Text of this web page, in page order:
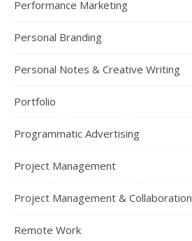
Performance Marketing
Personal Branding
Personal Notes & Creative Writing
Portfolio
Programmatic Advertising
Project Management
Project Management & Collaboration
Remote Work